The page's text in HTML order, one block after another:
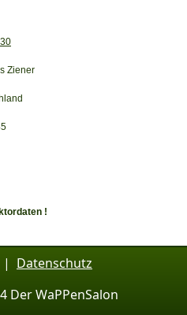
Ziener
!
| Datenschutz
Der WaPPenSalon